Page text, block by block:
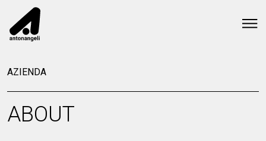
AZIENDA
ABOUT